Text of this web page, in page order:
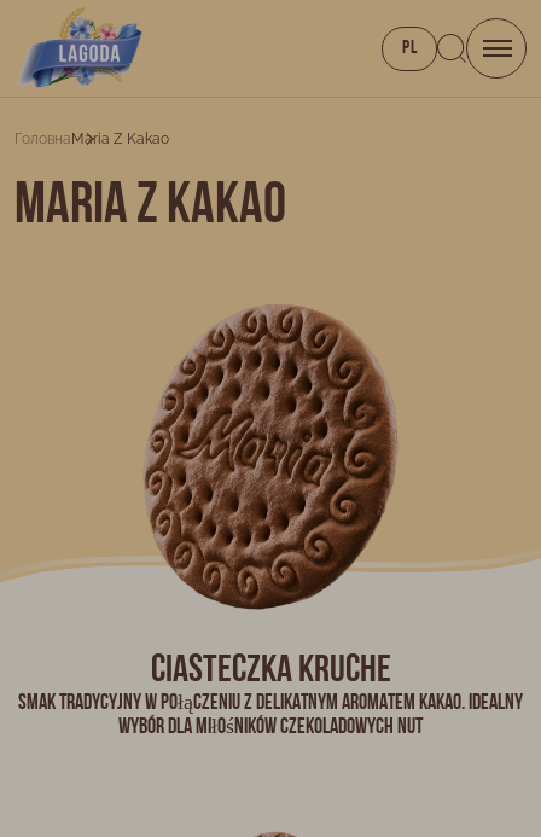
PL
Головна Maria Z Kakao
Maria z kakao
Ciasteczka kruche
Smak tradycyjny w połączeniu z delikatnym aromatem kakao. Idealny
wybór dla miłośników czekoladowych nut